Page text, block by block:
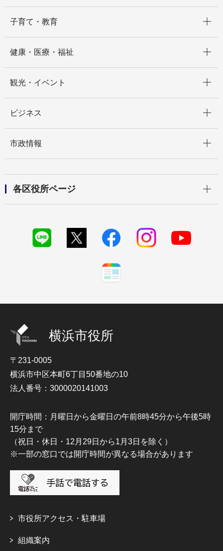
子育て・教育
健康・医療・福祉
観光・イベント
ビジネス
市政情報
各区役所ページ
横浜市役所
〒231-0005
横浜市中区本町6丁目50番地の10
法人番号：3000020141003
開庁時間：月曜日から金曜日の午前8時45分から午後5時
15分まで
（祝日・休日・12月29日から1月3日を除く）
※一部の窓口では開庁時間が異なる場合があります
市役所アクセス・駐車場
組織案内